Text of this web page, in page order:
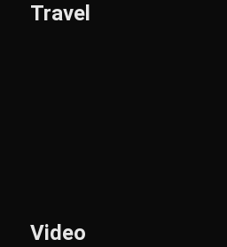
Travel
Video